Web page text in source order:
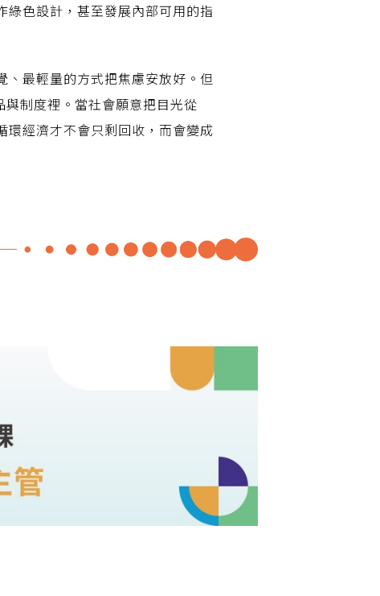
色設計，甚至發展內部可用的指
最輕量的方式把焦慮安放好。但
制度裡。當社會願意把目光從
環經濟才不會只剩回收，而會變成